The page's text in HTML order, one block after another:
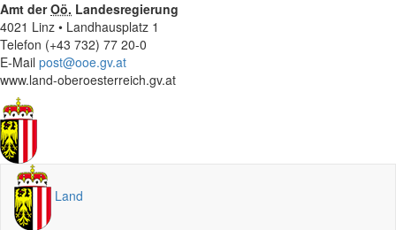
Amt derOö. Landesregierung
4021 Linz • Landhausplatz 1
Telefon (+43 732) 77 20-0
E-Mail post@ooe.gv.at
www.land-oberoesterreich.gv.at
Land